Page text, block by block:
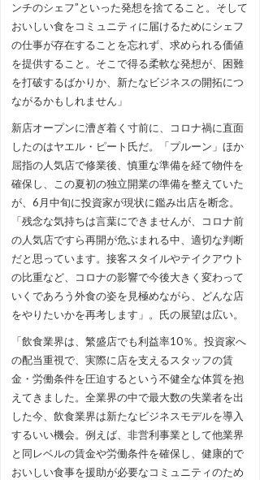
ンチのシェフ”といった発想を捨てること。そして
おいしい食をコミュニティに届けるためにシェフ
の仕事が存在することを忘れず、求められる価値
を提供すること。そこで得る柔軟な発想が、困難
を打破するばかりか、新たなビジネスの開拓につ
ながるかもしれません」
新店オープンに漕ぎ着く寸前に、コロナ禍に直面
したのはヤエル・ピート氏だ。「プルーン」ほか
屈指の人気店で修業後、慎重な準備を経て物件を
確保し、この夏初の独立開業の準備を整えていた
が、6月中旬に投資家が現状に鑑み出店を断念。
「残念な気持ちは言葉にできませんが、コロナ前
の人気店ですら再開が危ぶまれる中、適切な判断
だと思っています。接客スタイルやテイクアウト
の比重など、コロナの影響で今後大きく変わって
いくであろう外食の姿を見極めながら、どんな店
をやりたいかを再考します」。氏の展望は広い。
「飲食業界は、繁盛店でも利益率10％。投資家へ
の配当重視で、実際に店を支えるスタッフの賃
金・労働条件を圧迫するという不健全な体質を抱
えてきました。全業界の中で最大数の失業者を出
した今、飲食業界は新たなビジネスモデルを導入
するいい機会。例えば、非営利事業として他業界
と同レベルの賃金や労働条件を確保し、健康的で
おいしい食事を援助が必要なコミュニティのため